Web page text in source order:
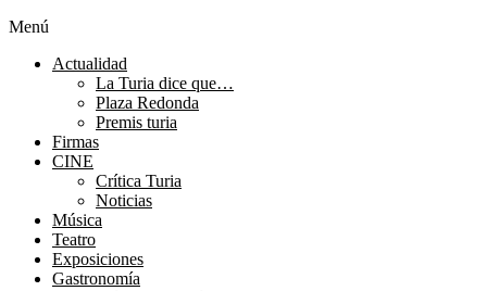
Menú
Actualidad
La Turia dice que…
Plaza Redonda
Premis turia
Firmas
CINE
Crítica Turia
Noticias
Música
Teatro
Exposiciones
Gastronomía